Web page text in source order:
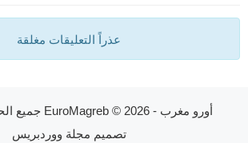
عذراً التعليقات مغلقة
أورو مغرب - EuroMagreb© 2026 جميع الحقوق محفوظة.
تصميم مجلة ووردبريس